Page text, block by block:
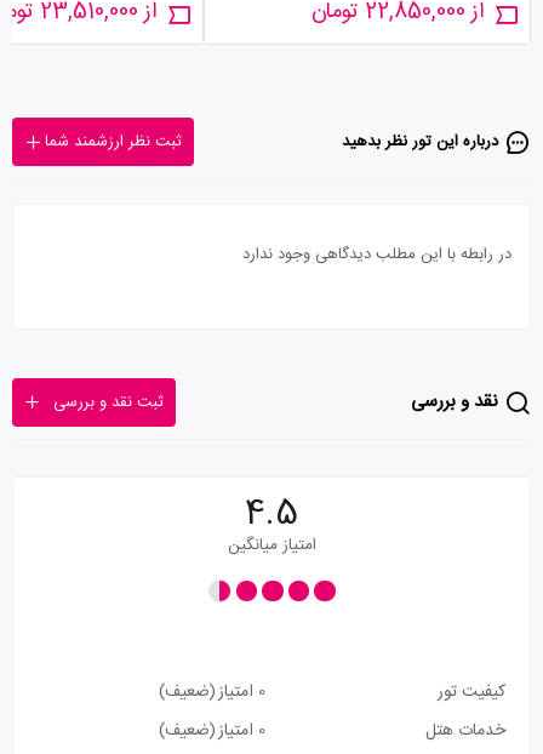
از 22,850,000 تومان از 23,510,000 تومان
درباره این تور‌ نظر بدهید ثبت نظر ارزشمند شما
در رابطه با این مطلب دیدگاهی وجود ندارد
نقد و بررسی ثبت نقد و بررسی
4.5
امتیاز میانگین
کیفیت تور 0 امتیاز
(ضعیف)
خدمات هتل
0 امتیاز
(ضعیف)